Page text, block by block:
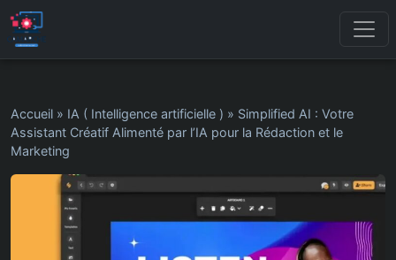
Accueil » IA ( Intelligence artificielle ) » Simplified AI : Votre
Assistant Créatif Alimenté par l’IA pour la Rédaction et le
Marketing